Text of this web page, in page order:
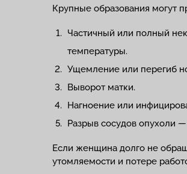
Крупные образования могут
Частичный или полный
температуры.
Ущемление или перегиб
Выворот матки.
Нагноение или
Разрыв сосудов опухоли
Если женщина долго не
утомляемости и потере